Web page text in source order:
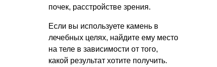
почек, расстройстве зрения.
Если вы используете камень в
лечебных целях, найдите ему место
на теле в зависимости от того,
какой результат хотите получить.